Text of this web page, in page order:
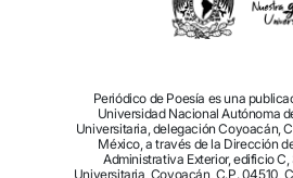
Periódico de Poesía es una
Universidad Nacional Autónoma
Universitaria, delegación Coyoacán,
México, a través de la Dirección
Administrativa Exterior, edificio
Universitaria, Coyoacán, C.P. 04510,